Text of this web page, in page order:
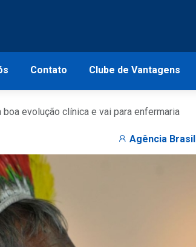
Contato Clube de Vantagens
boa evolução clínica e vai para enfermaria
Agência Brasil